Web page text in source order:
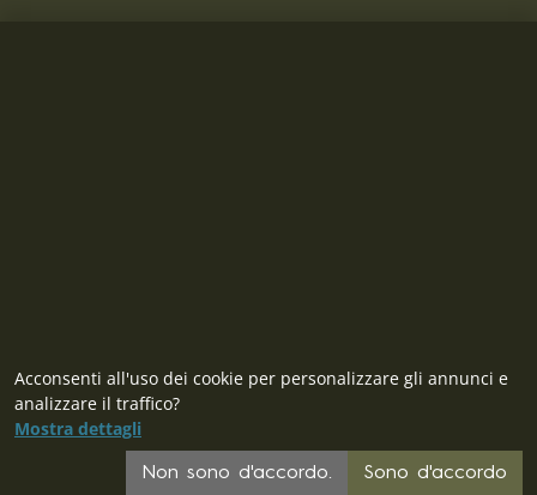
Acconsenti all'uso dei cookie per personalizzare gli annunci e
analizzare il traffico?
Mostra dettagli
Non sono d'accordo. Sono d'accordo